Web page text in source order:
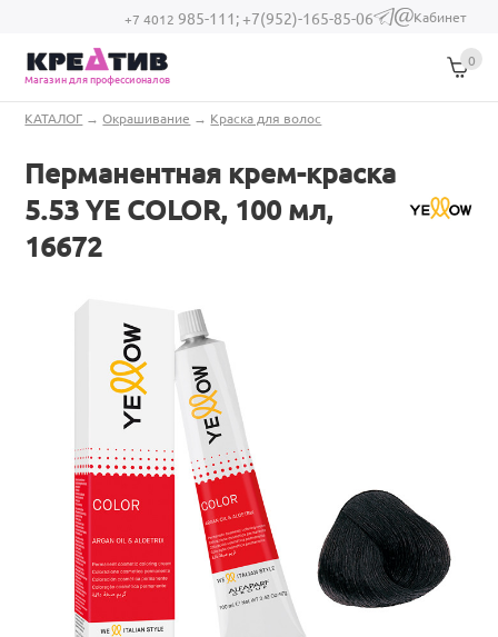
Перейти к основному содержанию
+7 4012 985-111;+7(952)-165-85-06
(link sends e-
Кабинет
Магазин для профессионалов
0
Вы здесь
КАТАЛОГ →Окрашивание → Краска для волос
Перманентная крем-краска
5.53 YE COLOR, 100 мл,
16672